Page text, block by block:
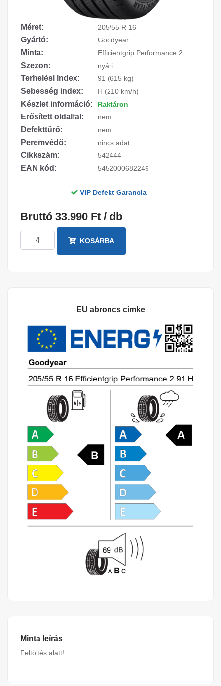
Méret: 205/55 R 16
Gyártó: Goodyear
Minta: Efficientgrip Performance 2
Szezon: nyári
Terhelési index: 91 (615 kg)
Sebesség index: H (210 km/h)
Készlet információ: Raktáron
Erősített oldalfal: nem
Defekttűrő: nem
Peremvédő: nincs adat
Cikkszám: 542444
EAN kód: 5452000682246
VIP Defekt Garancia
Bruttó 33.990 Ft / db
KOSÁRBA
EU abroncs cimke
Minta leírás
Feltöltés alatt!